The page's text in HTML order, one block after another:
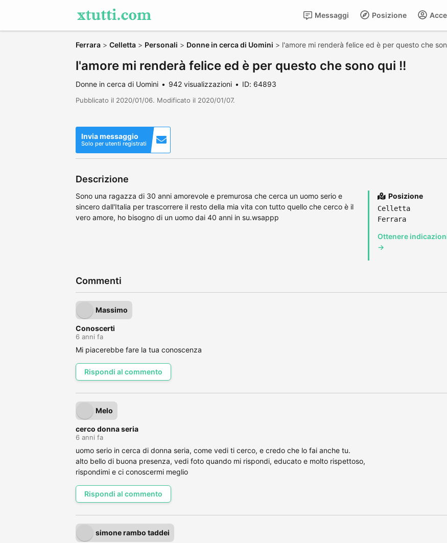
Posizione
Messaggi
Ferrara > Celletta > Personali > Donne in cerca di Uomini > l'amore mi renderà felice ed è per questo che
l'amore mi renderà felice ed è per questo che sono qui !!
Donne in cerca di Uomini 942 visualizzazioni ID: 64893
Pubblicato il 2020/01/06. Modificato il 2020/01/07.
Invia messaggio
Solo per utenti registrati
Descrizione
Sono una ragazza di 30 anni amorevole e premurosa che cerca un uomo serio e
sincero dall'Italia per trascorrere il resto della mia vita con tutto quello che cerco è il
vero amore, ho bisogno di un uomo dai 40 anni in su.wsappp
Posizione
Celletta
Ferrara
Ottenere
→
Commenti
Massimo
Conoscerti
6 anni fa
Mi piacerebbe fare la tua conoscenza
Rispondi al commento
Melo
cerco donna seria
6 anni fa
uomo serio in cerca di donna seria, come vedi ti cerco, e credo che lo fai anche tu.
alto bello di buona presenza, vedi foto quando mi rispondi, educato e molto rispettoso,
rispondimi e ci conoscermi meglio
Rispondi al commento
simone rambo taddei